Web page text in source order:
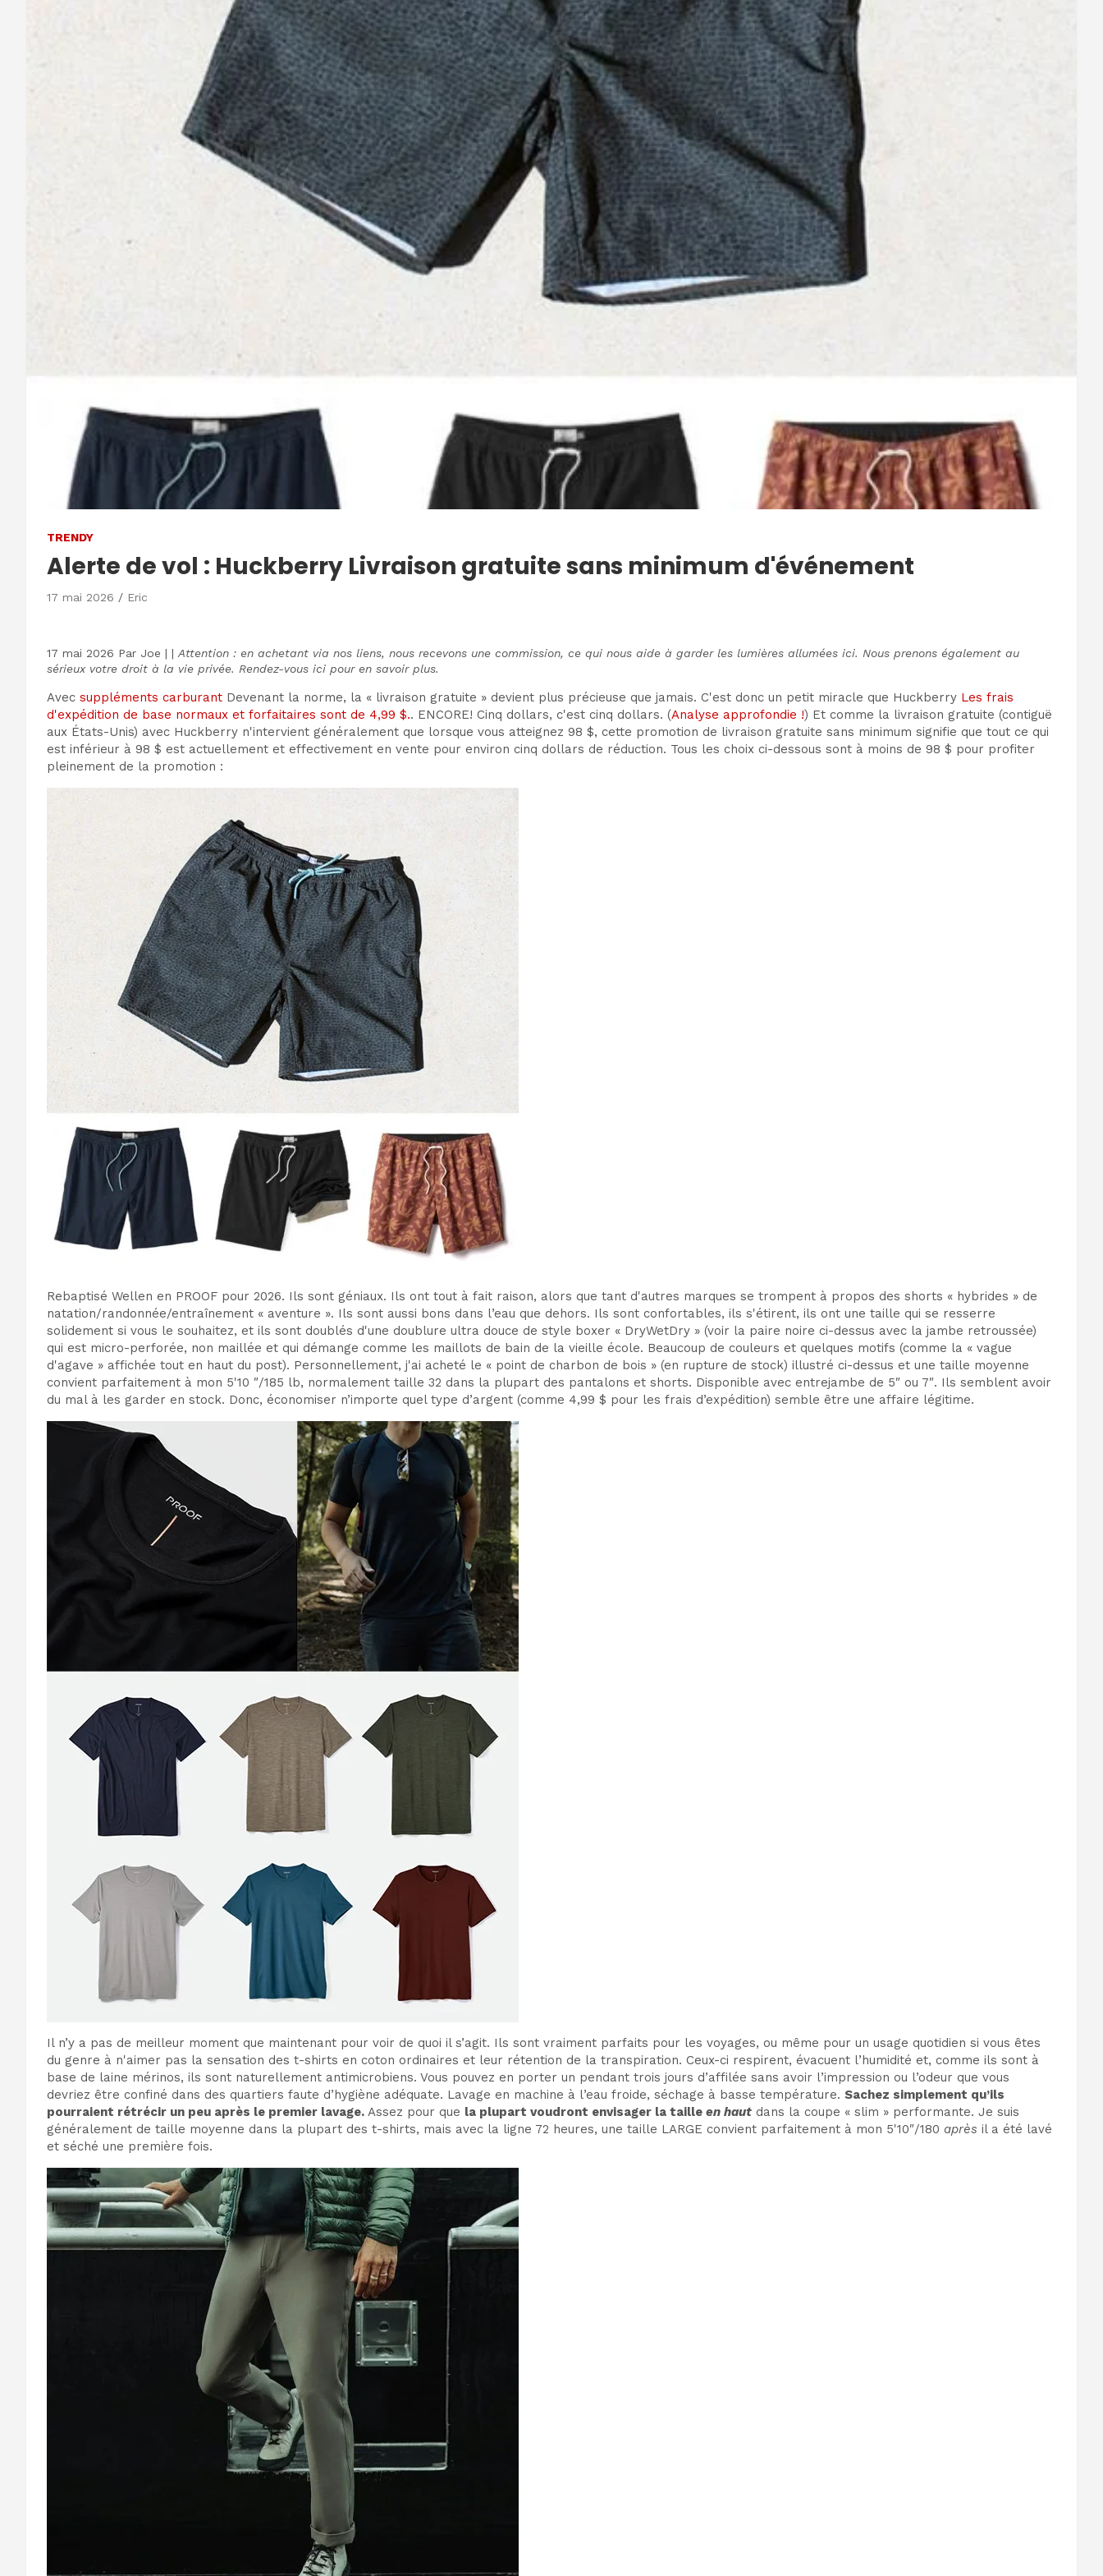
TRENDY
Alerte de vol : Huckberry Livraison gratuite sans minimum d'événement
17 mai 2026 Eric
17 mai 2026 Par Joe | | Attention : en achetant via nos liens, nous recevons une commission, ce qui nous aide à garder les lumières allumées ici. Nous prenons également au
sérieux votre droit à la vie privée. Rendez-vous ici pour en savoir plus.
Avec suppléments carburant Devenant la norme, la « livraison gratuite » devient plus précieuse que jamais. C'est donc un petit miracle que Huckberry Les frais
d'expédition de base normaux et forfaitaires sont de 4,99 $.. ENCORE! Cinq dollars, c'est cinq dollars. (Analyse approfondie !) Et comme la livraison gratuite (contiguë
aux États-Unis) avec Huckberry n'intervient généralement que lorsque vous atteignez 98 $, cette promotion de livraison gratuite sans minimum signifie que tout ce qui
est inférieur à 98 $ est actuellement et effectivement en vente pour environ cinq dollars de réduction. Tous les choix ci-dessous sont à moins de 98 $ pour profiter
pleinement de la promotion :
Rebaptisé Wellen en PROOF pour 2026. Ils sont géniaux. Ils ont tout à fait raison, alors que tant d'autres marques se trompent à propos des shorts « hybrides » de
natation/randonnée/entraînement « aventure ». Ils sont aussi bons dans l’eau que dehors. Ils sont confortables, ils s'étirent, ils ont une taille qui se resserre
solidement si vous le souhaitez, et ils sont doublés d'une doublure ultra douce de style boxer « DryWetDry » (voir la paire noire ci-dessus avec la jambe retroussée)
qui est micro-perforée, non maillée et qui démange comme les maillots de bain de la vieille école. Beaucoup de couleurs et quelques motifs (comme la « vague
d'agave » affichée tout en haut du post). Personnellement, j'ai acheté le « point de charbon de bois » (en rupture de stock) illustré ci-dessus et une taille moyenne
convient parfaitement à mon 5'10 ″/185 lb, normalement taille 32 dans la plupart des pantalons et shorts. Disponible avec entrejambe de 5″ ou 7″. Ils semblent avoir
du mal à les garder en stock. Donc, économiser n’importe quel type d’argent (comme 4,99 $ pour les frais d’expédition) semble être une affaire légitime.
Il n’y a pas de meilleur moment que maintenant pour voir de quoi il s’agit. Ils sont vraiment parfaits pour les voyages, ou même pour un usage quotidien si vous êtes
du genre à n'aimer pas la sensation des t-shirts en coton ordinaires et leur rétention de la transpiration. Ceux-ci respirent, évacuent l’humidité et, comme ils sont à
base de laine mérinos, ils sont naturellement antimicrobiens. Vous pouvez en porter un pendant trois jours d’affilée sans avoir l’impression ou l’odeur que vous
devriez être confiné dans des quartiers faute d’hygiène adéquate. Lavage en machine à l’eau froide, séchage à basse température. Sachez simplement qu’ils
pourraient rétrécir un peu après le premier lavage. Assez pour que la plupart voudront envisager la taille en haut dans la coupe « slim » performante. Je suis
généralement de taille moyenne dans la plupart des t-shirts, mais avec la ligne 72 heures, une taille LARGE convient parfaitement à mon 5'10″/180 après il a été lavé
et séché une première fois.